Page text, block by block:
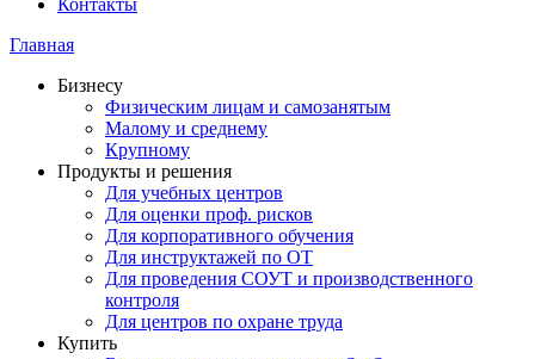
Контакты
Главная
Бизнесу
Физическим лицам и самозанятым
Малому и среднему
Крупному
Продукты и решения
Для учебных центров
Для оценки проф. рисков
Для корпоративного обучения
Для инструктажей по ОТ
Для проведения СОУТ и производственного
контроля
Для центров по охране труда
Купить